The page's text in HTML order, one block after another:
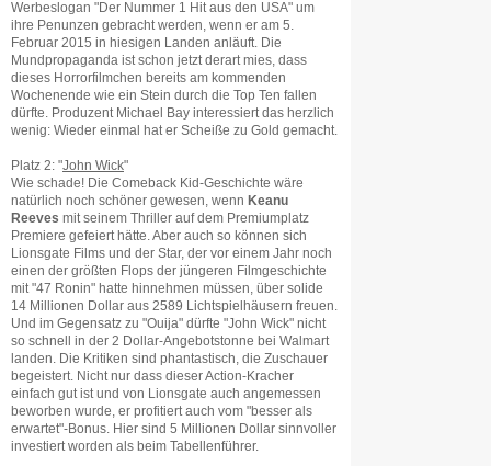
Werbeslogan "Der Nummer 1 Hit aus den USA" um
ihre Penunzen gebracht werden, wenn er am 5.
Februar 2015 in hiesigen Landen anläuft. Die
Mundpropaganda ist schon jetzt derart mies, dass
dieses Horrorfilmchen bereits am kommenden
Wochenende wie ein Stein durch die Top Ten fallen
dürfte. Produzent Michael Bay interessiert das herzlich
wenig: Wieder einmal hat er Scheiße zu Gold gemacht.
Platz 2: "John Wick"
Wie schade! Die Comeback Kid-Geschichte wäre
natürlich noch schöner gewesen, wenn Keanu
Reeves mit seinem Thriller auf dem Premiumplatz
Premiere gefeiert hätte. Aber auch so können sich
Lionsgate Films und der Star, der vor einem Jahr noch
einen der größten Flops der jüngeren Filmgeschichte
mit "47 Ronin" hatte hinnehmen müssen, über solide
14 Millionen Dollar aus 2589 Lichtspielhäusern freuen.
Und im Gegensatz zu "Ouija" dürfte "John Wick" nicht
so schnell in der 2 Dollar-Angebotstonne bei Walmart
landen. Die Kritiken sind phantastisch, die Zuschauer
begeistert. Nicht nur dass dieser Action-Kracher
einfach gut ist und von Lionsgate auch angemessen
beworben wurde, er profitiert auch vom "besser als
erwartet"-Bonus. Hier sind 5 Millionen Dollar sinnvoller
investiert worden als beim Tabellenführer.